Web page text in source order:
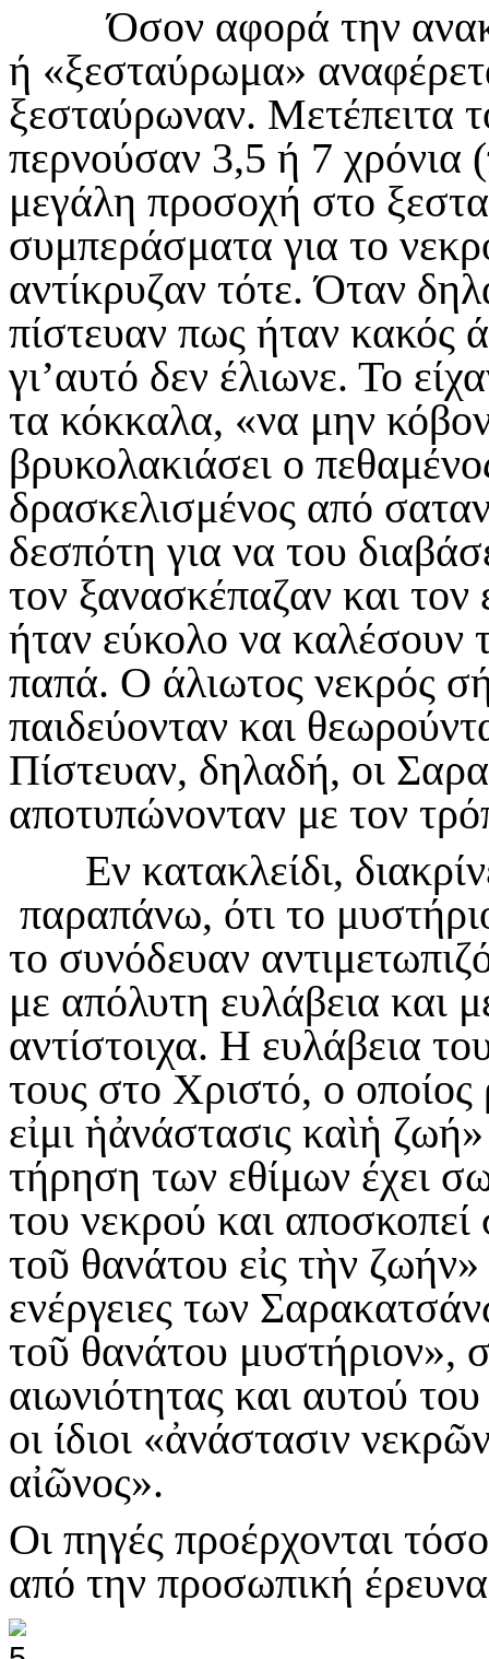
Όσον αφορά την
ή «ξεσταύρωμα»
ξεσταύρωναν. Μετέπειτα
περνούσαν 3,5 ή 7 χρόνια
μεγάλη προσοχή στο
συμπεράσματα για το
αντίκρυζαν τότε. Όταν
πίστευαν πως ήταν κακός
γι’αυτό δεν έλιωνε. Το
τα κόκκαλα, «να μην
βρυκολακιάσει ο
δρασκελισμένος από
δεσπότη για να του
τον ξανασκέπαζαν και
ήταν εύκολο να καλέσουν
παπά. Ο άλιωτος νεκρός
παιδεύονταν και
Πίστευαν, δηλαδή, οι
αποτυπώνονταν με τον
Εν κατακλείδι,
παραπάνω, ότι το
το συνόδευαν
με απόλυτη ευλάβεια και
αντίστοιχα. Η ευλάβεια
τους στο Χριστό, ο
εἰμι ἡἀνάστασις καὶἡ
τήρηση των εθίμων έχει
του νεκρού και
τοῦ θανάτου εἰς τὴν
ενέργειες των
τοῦ θανάτου μυστήριον»,
αιωνιότητας και αυτού
οι ίδιοι «ἀνάστασιν
αἰῶνος».
Οι πηγές προέρχονται
από την προσωπική